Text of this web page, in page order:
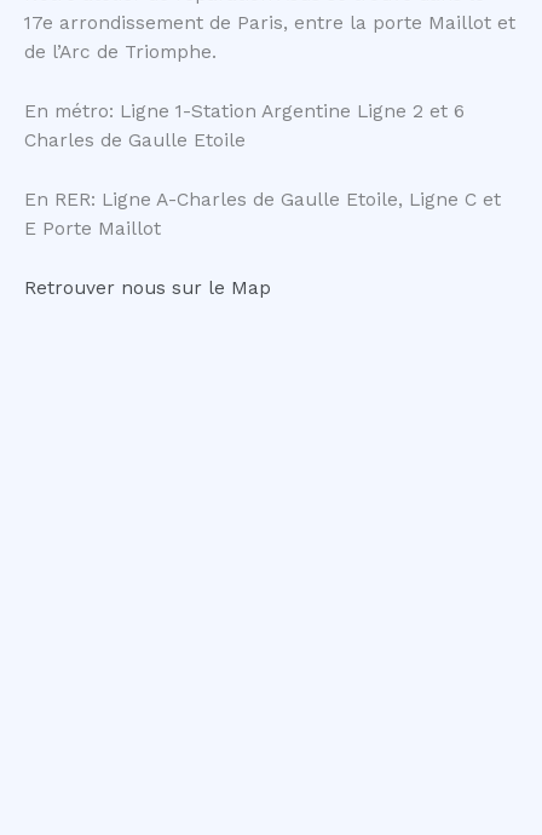
17e arrondissement de Paris, entre la porte Maillot et
de l’Arc de Triomphe.
En métro: Ligne 1-Station Argentine Ligne 2 et 6
Charles de Gaulle Etoile
En RER: Ligne A-Charles de Gaulle Etoile, Ligne C et
E Porte Maillot
Retrouver nous sur le Map